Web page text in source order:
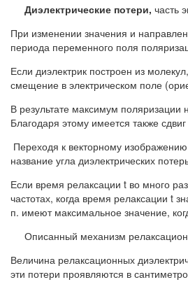
Диэлектрические потери, часть
При изменении значения и
периода переменного поля
Если диэлектрик построен из
смещение в электрическом поле
В результате максимум
Благодаря этому имеется также
Переходя к векторному изображению
название угла диэлектрических
Если время релаксации t во много
частотах, когда время релаксации t
п. имеют максимальное значение,
Описанный механизм
Величина релаксационных
эти потери проявляются в